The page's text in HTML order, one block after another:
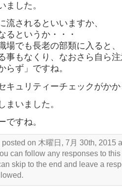
ました。
流されるといいますか、
るというか・・・
場でも長老の部類に入ると、
事もなくり、なおさら自ら
らず」ですね。
キュリティーチェックがか
まいました。
ですね。
on 木曜日, 7月 30th, 2015
can follow any responses to
skip to the end and leave a